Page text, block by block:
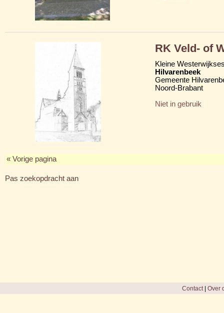
RK Veld- of
Kleine
Hilvarenbeek
Gemeente
Noord-Brabant
Niet in gebruik
« Vorige pagina
Pas zoekopdracht aan
Contact| Over